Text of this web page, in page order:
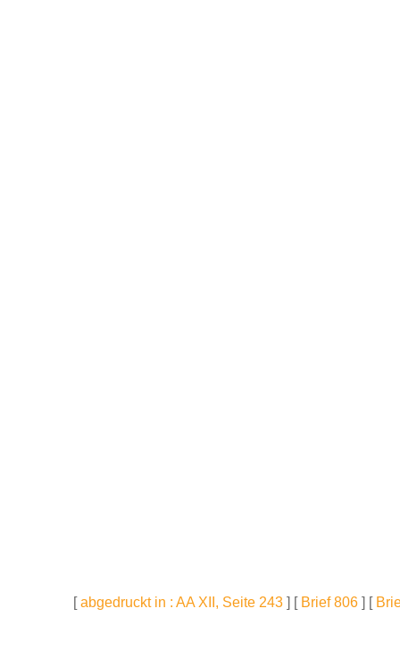
[abgedruckt in : AA XII, Seite 243 ] [ Brief 806 ] [